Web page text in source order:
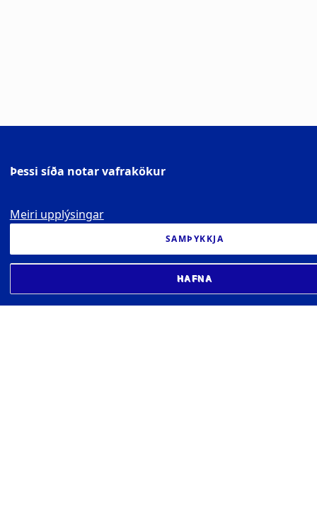
Þessi síða notar vafrakökur
Meiri upplýsingar
SAMÞYKKJA
HAFNA